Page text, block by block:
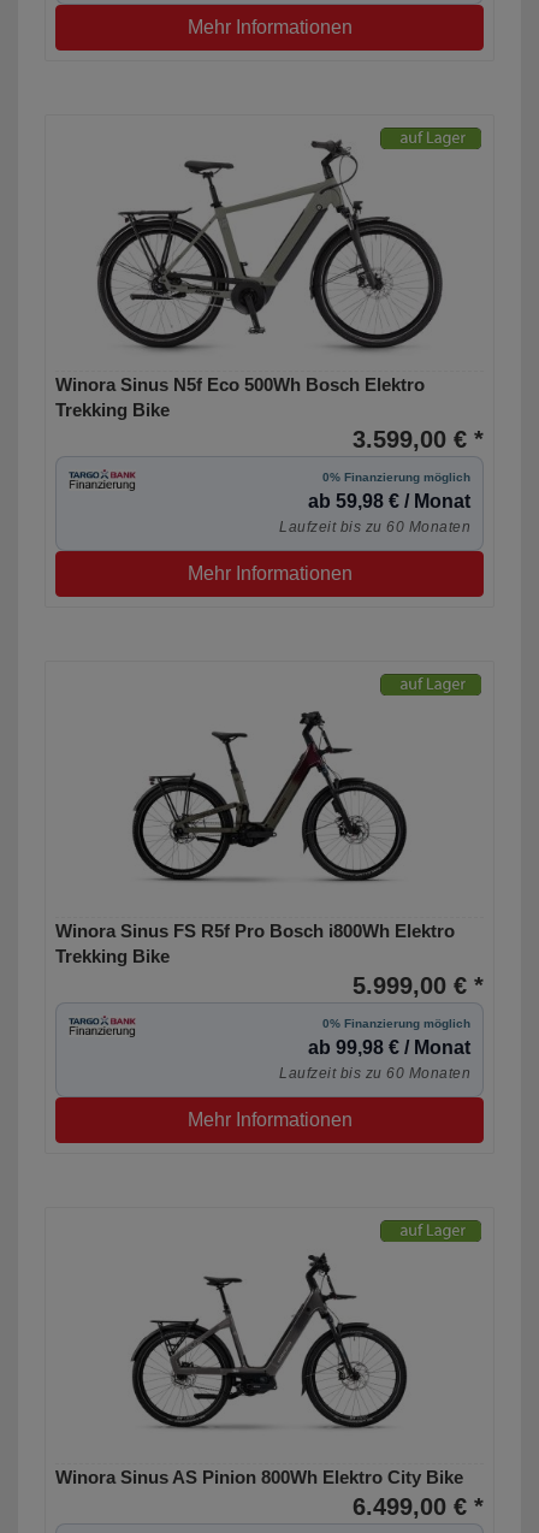
Mehr Informationen
Winora Sinus N5f Eco 500Wh Bosch Elektro
Trekking Bike
3.599,00 € *
0% Finanzierung möglich
ab 59,98 € / Monat
Laufzeit bis zu 60 Monaten
Mehr Informationen
Winora Sinus FS R5f Pro Bosch i800Wh Elektro
Trekking Bike
5.999,00 € *
0% Finanzierung möglich
ab 99,98 € / Monat
Laufzeit bis zu 60 Monaten
Mehr Informationen
Winora Sinus AS Pinion 800Wh Elektro City Bike
6.499,00 € *